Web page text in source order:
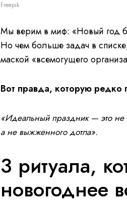
Freepik
Мы верим в миф: «Новый год
Но чем больше задач в
маской «всемогущего
Вот правда, которую редко
«Идеальный праздник — это не
а не выжженного дотла».
3 ритуала,
новогоднее